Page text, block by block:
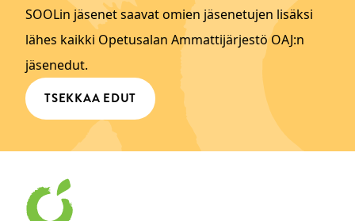
SOOLin jäsenet saavat omien jäsenetujen lisäksi
lähes kaikki Opetusalan Ammattijärjestö OAJ:n
jäsenedut.
TSEKKAA EDUT